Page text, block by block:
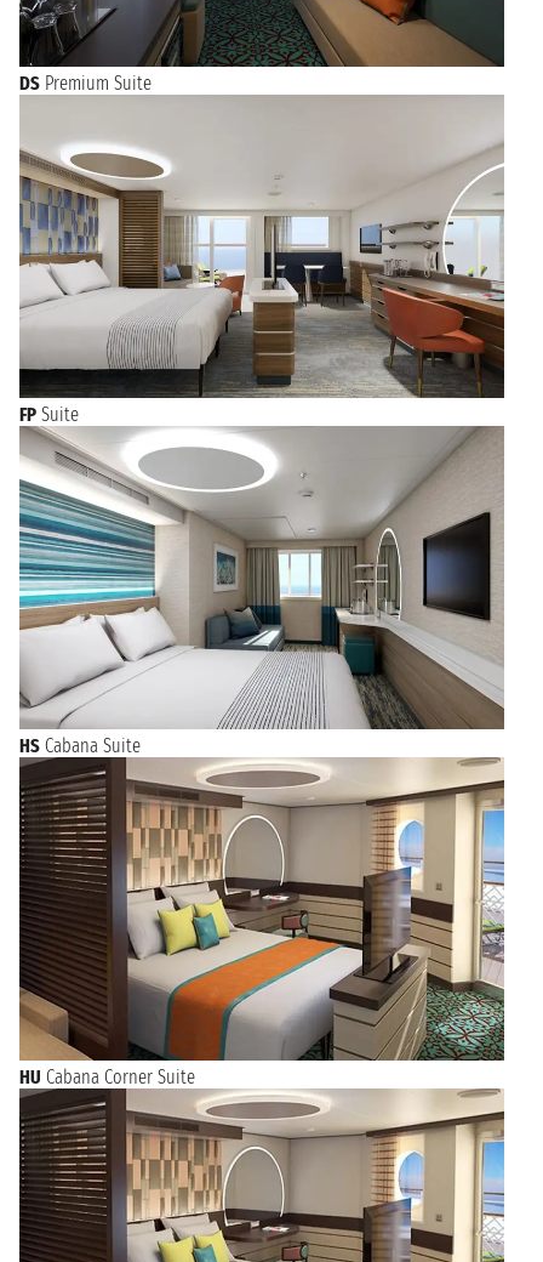
DS Premium Suite
FP Suite
HS Cabana Suite
HU Cabana Corner Suite